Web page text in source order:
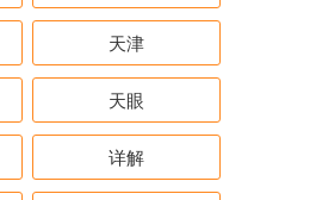
天津
天眼
详解